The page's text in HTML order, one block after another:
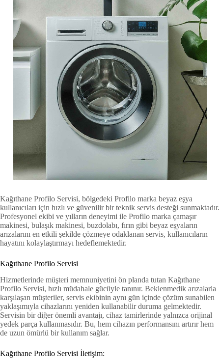
Kağıthane Profilo Servisi, bölgedeki Profilo marka beyaz eşya
kullanıcıları için hızlı ve güvenilir bir teknik servis desteği sunmaktadır.
Profesyonel ekibi ve yılların deneyimi ile Profilo marka çamaşır
makinesi, bulaşık makinesi, buzdolabı, fırın gibi beyaz eşyaların
arızalarını en etkili şekilde çözmeye odaklanan servis, kullanıcıların
hayatını kolaylaştırmayı hedeflemektedir.
Kağıthane Profilo Servisi
Hizmetlerinde müşteri memnuniyetini ön planda tutan Kağıthane
Profilo Servisi, hızlı müdahale gücüyle tanınır. Beklenmedik arızalarla
karşılaşan müşteriler, servis ekibinin aynı gün içinde çözüm sunabilen
yaklaşımıyla cihazlarını yeniden kullanabilir duruma gelmektedir.
Servisin bir diğer önemli avantajı, cihaz tamirlerinde yalnızca orijinal
yedek parça kullanmasıdır. Bu, hem cihazın performansını artırır hem
de uzun ömürlü bir kullanım sağlar.
Kağıthane Profilo Servisi İletişim: